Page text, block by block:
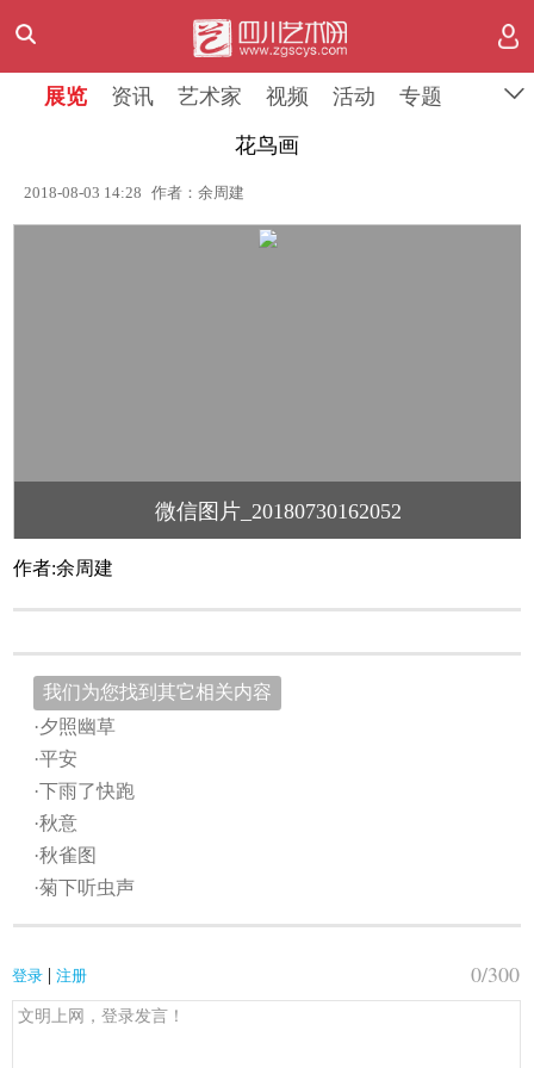
展览 资讯 艺术家 视频 活动 专题
花鸟画
2018-08-03 14:28 作者：余周建
微信图片_20180730162052
作者:余周建
我们为您找到其它相关内容
·夕照幽草
·平安
·下雨了快跑
·秋意
·秋雀图
·菊下听虫声
登录 | 注册 0/300